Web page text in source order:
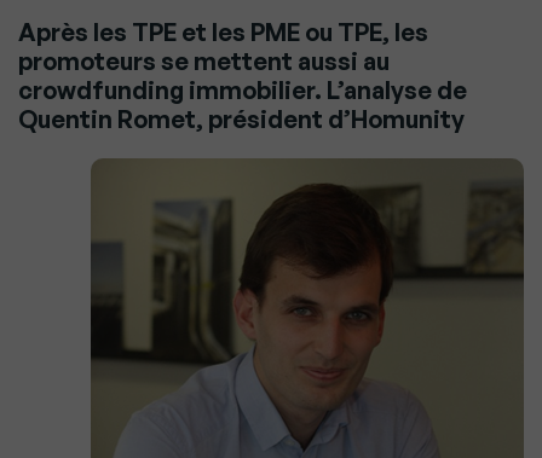
Après les TPE et les PME ou TPE, les
promoteurs se mettent aussi au
crowdfunding immobilier. L’analyse de
Quentin Romet, président d’Homunity